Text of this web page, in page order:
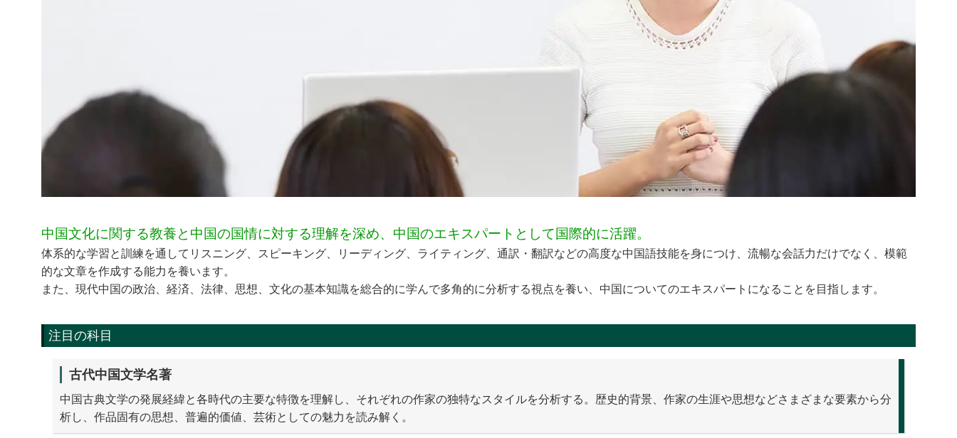
中国文化に関する教養と中国の国情に対する理解を深め、中国のエキスパートとして国際的に活躍。
体系的な学習と訓練を通してリスニング、スピーキング、リーディング、ライティング、通訳・翻訳などの高度な中国語技能を身につけ、流暢な会話力だけでなく、模範
的な文章を作成する能力を養います。
また、現代中国の政治、経済、法律、思想、文化の基本知識を総合的に学んで多角的に分析する視点を養い、中国についてのエキスパートになることを目指します。
注目の科目
古代中国文学名著
中国古典文学の発展経緯と各時代の主要な特徴を理解し、それぞれの作家の独特なスタイルを分析する。歴史的背景、作家の生涯や思想などさまざまな要素から分
析し、作品固有の思想、普遍的価値、芸術としての魅力を読み解く。